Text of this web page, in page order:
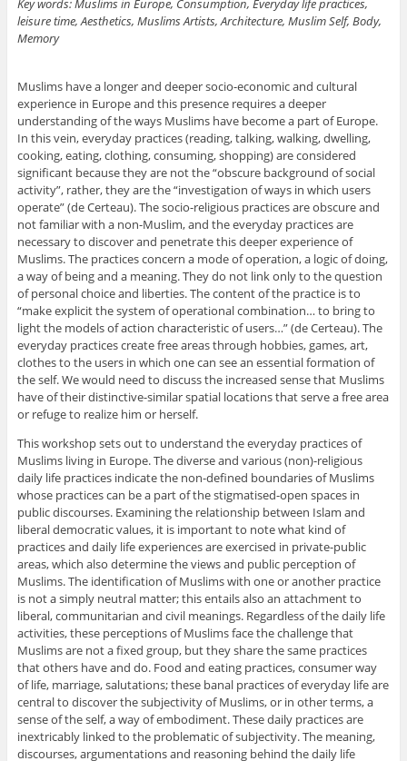
Key words: Muslims in Europe, Consumption, Everyday life practices,
leisure time, Aesthetics, Muslims Artists, Architecture, Muslim Self, Body,
Memory
Muslims have a longer and deeper socio-economic and cultural
experience in Europe and this presence requires a deeper
understanding of the ways Muslims have become a part of Europe.
In this vein, everyday practices (reading, talking, walking, dwelling,
cooking, eating, clothing, consuming, shopping) are considered
significant because they are not the “obscure background of social
activity”, rather, they are the “investigation of ways in which users
operate” (de Certeau). The socio-religious practices are obscure and
not familiar with a non-Muslim, and the everyday practices are
necessary to discover and penetrate this deeper experience of
Muslims. The practices concern a mode of operation, a logic of doing,
a way of being and a meaning. They do not link only to the question
of personal choice and liberties. The content of the practice is to
“make explicit the system of operational combination… to bring to
light the models of action characteristic of users…” (de Certeau). The
everyday practices create free areas through hobbies, games, art,
clothes to the users in which one can see an essential formation of
the self. We would need to discuss the increased sense that Muslims
have of their distinctive-similar spatial locations that serve a free area
or refuge to realize him or herself.
This workshop sets out to understand the everyday practices of
Muslims living in Europe. The diverse and various (non)-religious
daily life practices indicate the non-defined boundaries of Muslims
whose practices can be a part of the stigmatised-open spaces in
public discourses. Examining the relationship between Islam and
liberal democratic values, it is important to note what kind of
practices and daily life experiences are exercised in private-public
areas, which also determine the views and public perception of
Muslims. The identification of Muslims with one or another practice
is not a simply neutral matter; this entails also an attachment to
liberal, communitarian and civil meanings. Regardless of the daily life
activities, these perceptions of Muslims face the challenge that
Muslims are not a fixed group, but they share the same practices
that others have and do. Food and eating practices, consumer way
of life, marriage, salutations; these banal practices of everyday life are
central to discover the subjectivity of Muslims, or in other terms, a
sense of the self, a way of embodiment. These daily practices are
inextricably linked to the problematic of subjectivity. The meaning,
discourses, argumentations and reasoning behind the daily life